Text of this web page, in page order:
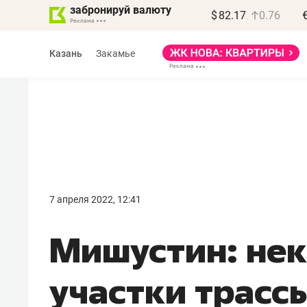
забронируй валюту $ 82.17 0.76
Казань Закамье
7 апреля 2022, 12:41
Мишустин:
участки
правил, бизнес может
потерять минимум